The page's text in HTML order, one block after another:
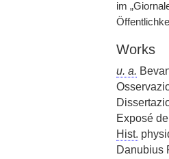
im
Works
u. a.
Exposé
Hist.
Danubius